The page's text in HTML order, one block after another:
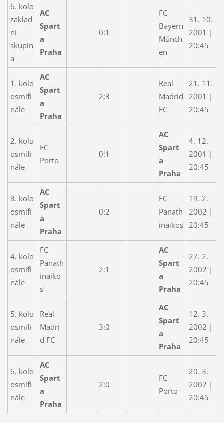
6. kolo
základ
ní
skupin
a
AC
Spart
a
Praha
0:1
FC
Bayern
Münch
en
31. 10.
2001 |
20:45
1. kolo
osmifi
nále
AC
Spart
a
Praha
2:3
Real
Madrid
FC
21. 11.
2001 |
20:45
2. kolo
osmifi
nále
FC
Porto
0:1
AC
Spart
a
Praha
4. 12.
2001 |
20:45
3. kolo
osmifi
nále
AC
Spart
a
Praha
0:2
FC
Panath
inaikos
19. 2.
2002 |
20:45
4. kolo
osmifi
nále
FC
Panath
inaiko
s
2:1
AC
Spart
a
Praha
27. 2.
2002 |
20:45
5. kolo
osmifi
nále
Real
Madri
d FC
3:0
AC
Spart
a
Praha
12. 3.
2002 |
20:45
6. kolo
osmifi
nále
AC
Spart
a
Praha
2:0
FC
Porto
20. 3.
2002 |
20:45